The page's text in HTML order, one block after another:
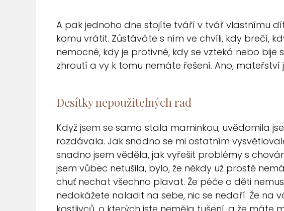
A pak jednoho dne stojíte tváří v tvář vlastnímu
komu vrátit. Zůstáváte s ním ve chvíli, kdy brečí,
nemocné, kdy je protivné, kdy se vzteká nebo bije
zhroutí a vy k tomu nemáte řešení. Ano, mateřství
Desítky nepoužitelných rad
Když jsem se sama stala maminkou, uvědomila
rozdávala. Jak snadno se mi ostatním
snadno jsem věděla, jak vyřešit problémy s
jsem vůbec netušila, bylo, že někdy už prostě
chuť nechat všechno plavat. Že péče o děti
nedokážete naladit na sebe, nic se nedaří. Že na
kostlivců, o kterých jste neměla tušení, a že máte